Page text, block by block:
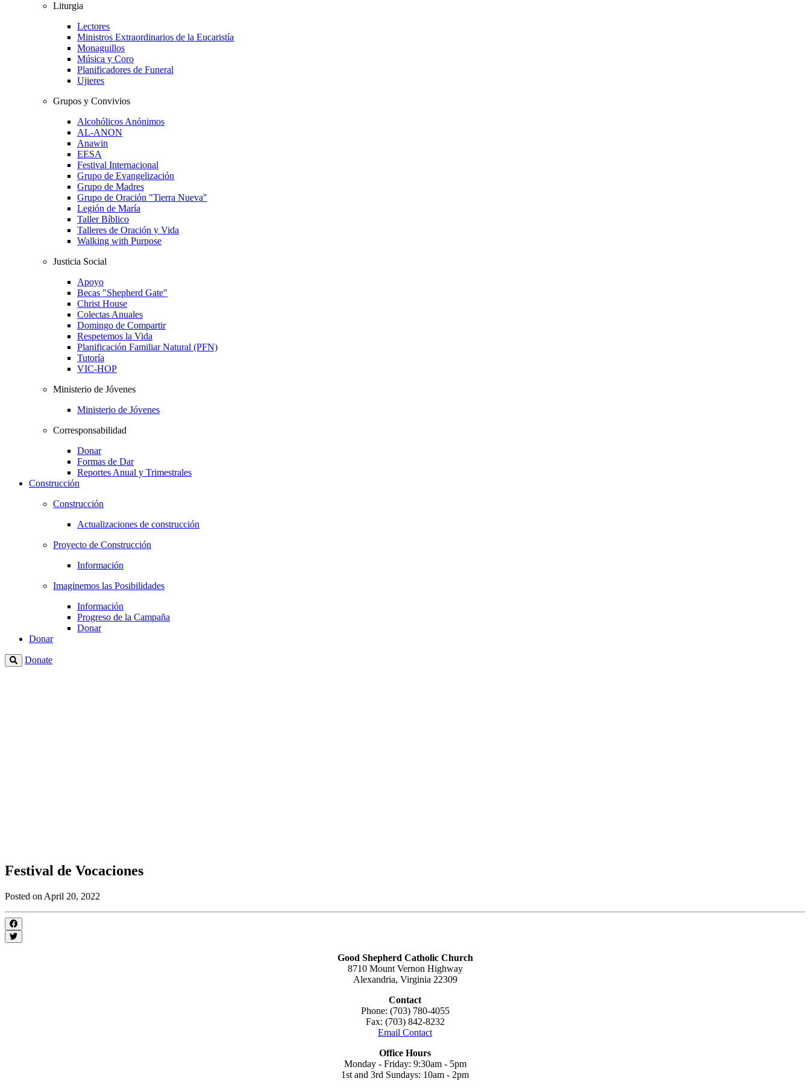
Liturgia
Lectores
Ministros Extraordinarios de la Eucaristía
Monaguillos
Música y Coro
Planificadores de Funeral
Ujieres
Grupos y Convivios
Alcohólicos Anónimos
AL-ANON
Anawin
EESA
Festival Internacional
Grupo de Evangelización
Grupo de Madres
Grupo de Oración "Tierra Nueva"
Legión de María
Taller Bíblico
Talleres de Oración y Vida
Walking with Purpose
Justicia Social
Apoyo
Becas "Shepherd Gate"
Christ House
Colectas Anuales
Domingo de Compartir
Respetemos la Vida
Planificación Familiar Natural (PFN)
Tutoría
VIC-HOP
Ministerio de Jóvenes
Ministerio de Jóvenes
Corresponsabilidad
Donar
Formas de Dar
Reportes Anual y Trimestrales
Construcción
Construcción
Actualizaciones de construcción
Proyecto de Construcción
Información
Imaginemos las Posibilidades
Información
Progreso de la Campaña
Donar
Donar
Donate
Festival de Vocaciones
Posted on April 20, 2022
Good Shepherd Catholic Church
8710 Mount Vernon Highway
Alexandria, Virginia 22309
Contact
Phone: (703) 780-4055
Fax: (703) 842-8232
Email Contact
Office Hours
Monday - Friday: 9:30am - 5pm
1st and 3rd Sundays: 10am - 2pm